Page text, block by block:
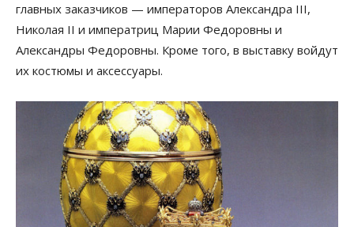
главных заказчиков — императоров Александра III,
Николая II и императриц Марии Федоровны и
Александры Федоровны. Кроме того, в выставку войдут
их костюмы и аксессуары.